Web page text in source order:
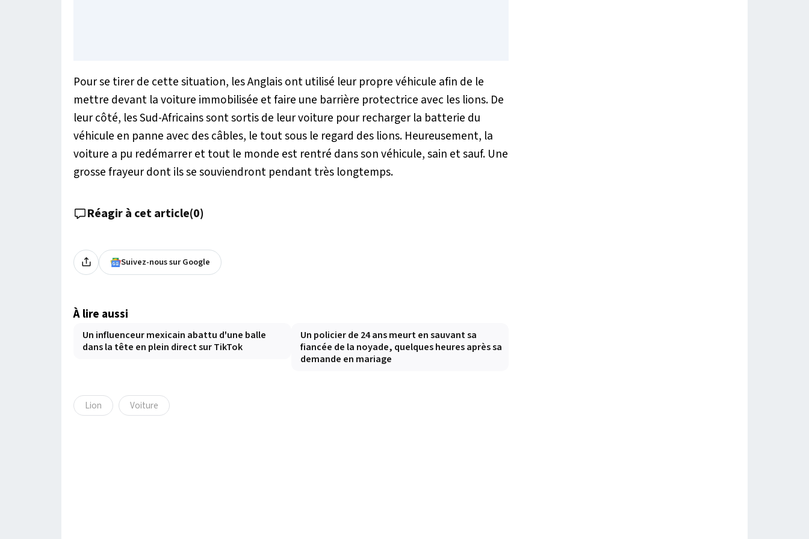
Pour se tirer de cette situation, les Anglais ont utilisé leur propre véhicule afin de le
mettre devant la voiture immobilisée et faire une barrière protectrice avec les lions. De
leur côté, les Sud-Africains sont sortis de leur voiture pour recharger la batterie du
véhicule en panne avec des câbles, le tout sous le regard des lions. Heureusement, la
voiture a pu redémarrer et tout le monde est rentré dans son véhicule, sain et sauf. Une
grosse frayeur dont ils se souviendront pendant très longtemps.
Réagir à cet article(0)
Suivez-nous sur Google
À lire aussi
Un influenceur mexicain abattu d'une balle
dans la tête en plein direct sur TikTok
Un policier de 24 ans meurt en sauvant sa
fiancée de la noyade, quelques heures après sa
demande en mariage
Lion Voiture